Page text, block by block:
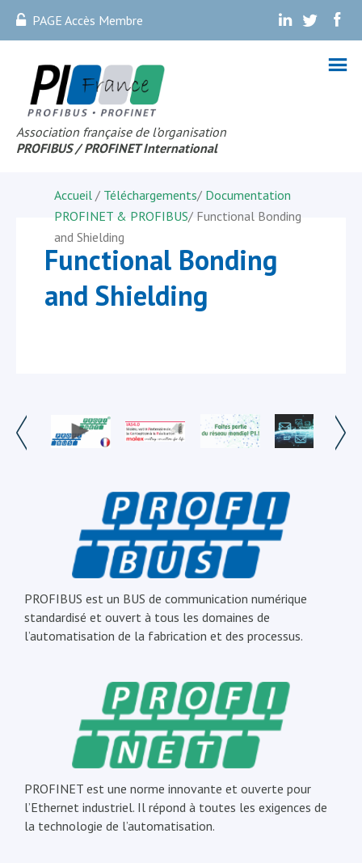
PAGE Accès Membre . . .
Association française de l’organisation
PROFIBUS / PROFINET International
Accueil / Téléchargements/ Documentation
PROFINET & PROFIBUS/ Functional Bonding
and Shielding
Functional Bonding
and Shielding
PROFIBUS est un BUS de communication numérique
standardisé et ouvert à tous les domaines de
l’automatisation de la fabrication et des processus.
PROFINET est une norme innovante et ouverte pour
l’Ethernet industriel. Il répond à toutes les exigences de
la technologie de l’automatisation.